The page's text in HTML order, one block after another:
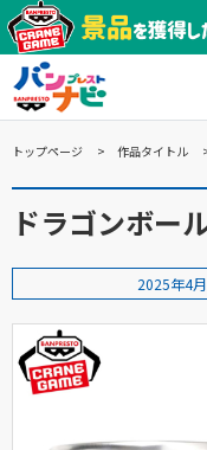
トップページ 作品タイトル
ドラゴンボー
2025年4